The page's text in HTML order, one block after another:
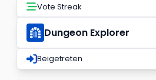
Vote Streak
Dungeon Explorer
Beigetreten